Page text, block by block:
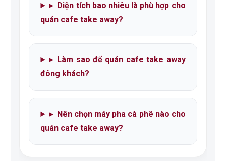
▸ Diện tích bao nhiêu là phù hợp cho
quán cafe take away?
▸ Làm sao để quán cafe take away
đông khách?
▸ Nên chọn máy pha cà phê nào cho
quán cafe take away?